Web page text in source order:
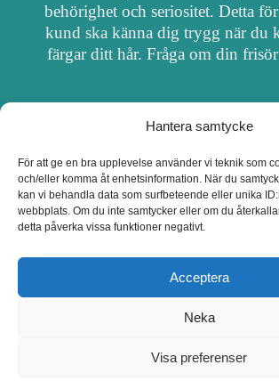
Hantera samtycke
För att ge en bra upplevelse använder vi teknik som
och/eller komma åt enhetsinformation. När du
kan vi behandla data som surfbeteende eller unika
webbplats. Om du inte samtycker eller om du
detta påverka vissa funktioner negativt.
Acceptera
Neka
Visa preferenser
behörighet och seriositet. Detta
kund ska känna dig trygg när du
färgar ditt hår. Fråga om din
OM FRISÖRSÖK
UPPDATERA SALONG